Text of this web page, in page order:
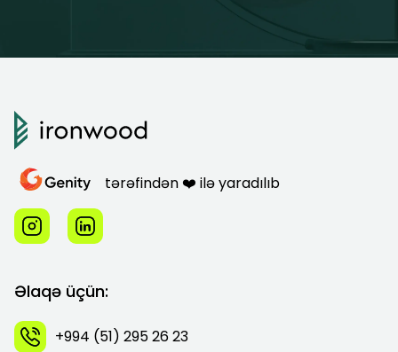
tərəfindən ❤️ ilə yaradılıb
Əlaqə üçün:
+994 (51) 295 26 23